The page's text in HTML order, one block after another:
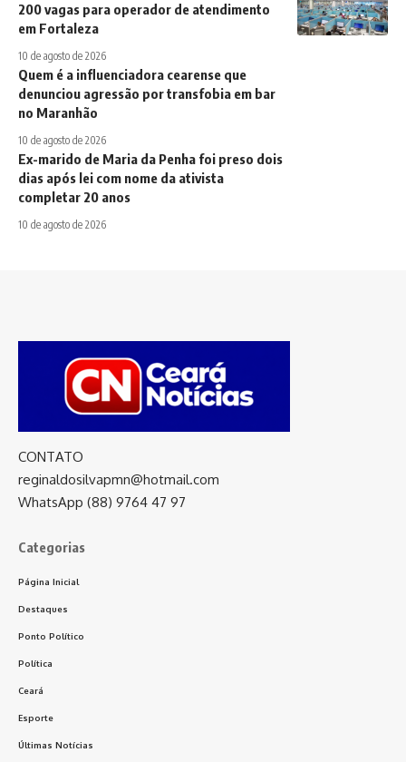
200 vagas para operador de atendimento
em Fortaleza
10 de agosto de 2026
Quem é a influenciadora cearense que
denunciou agressão por transfobia em bar
no Maranhão
10 de agosto de 2026
Ex-marido de Maria da Penha foi preso dois
dias após lei com nome da ativista
completar 20 anos
10 de agosto de 2026
CONTATO
reginaldosilvapmn@hotmail.com
WhatsApp (88) 9764 47 97
Categorias
Página Inicial
Destaques
Ponto Político
Política
Ceará
Esporte
Últimas Notícias